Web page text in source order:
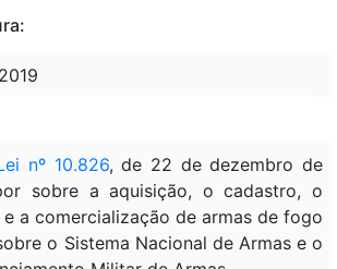
nº 10.826, de 22 de dezembro de
sobre a aquisição, o cadastro, o
a comercialização de armas de fogo
o Sistema Nacional de Armas e o